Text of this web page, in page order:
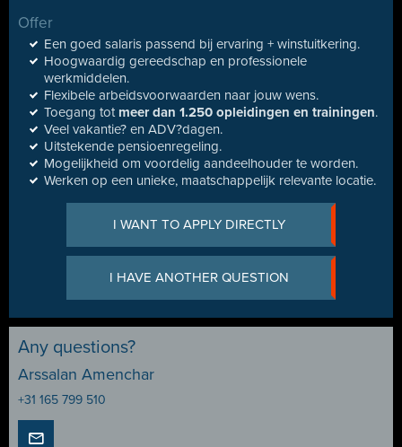
Offer
Een goed salaris passend bij ervaring + winstuitkering.
Hoogwaardig gereedschap en professionele
werkmiddelen.
Flexibele arbeidsvoorwaarden naar jouw wens.
Toegang tot meer dan 1.250 opleidingen en trainingen.
Veel vakantie? en ADV?dagen.
Uitstekende pensioenregeling.
Mogelijkheid om voordelig aandeelhouder te worden.
Werken op een unieke, maatschappelijk relevante locatie.
I WANT TO APPLY DIRECTLY
I HAVE ANOTHER QUESTION
Any questions?
Arssalan Amenchar
+31 165 799 510